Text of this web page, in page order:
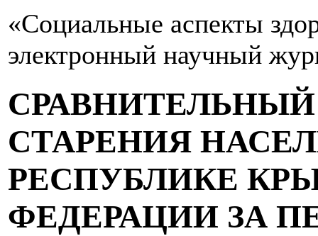
«Социальные аспекты
электронный научный
СТАРЕНИЯ
РЕСПУБЛИКЕ
ФЕДЕРАЦИИ ЗА